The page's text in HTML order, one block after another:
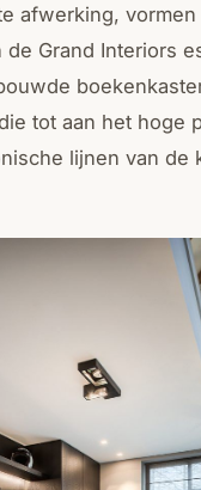
afwerking, vormen
de Grand Interiors
tot aan het hoge
lijnen van de